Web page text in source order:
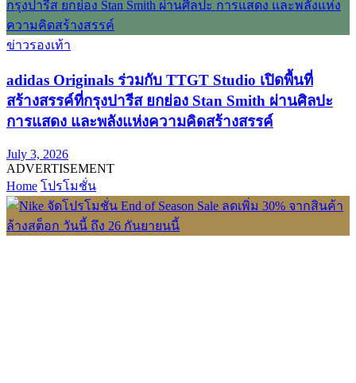
ข่าวรองเท้า
adidas Originals ร่วมกับ TTGT Studio เปิดพื้นที่
สร้างสรรค์ที่กรุงปารีส ยกย่อง Stan Smith ผ่านศิลปะ
การแสดง และพลังแห่งความคิดสร้างสรรค์
July 3, 2026
ADVERTISEMENT
Home โปรโมชั่น